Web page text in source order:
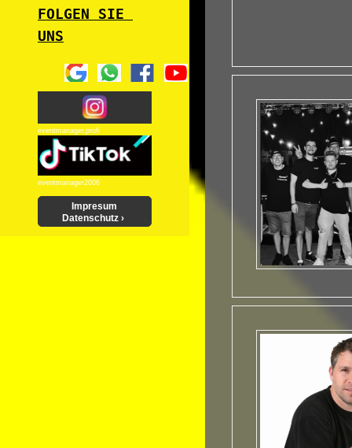
FOLGEN SIE
UNS
eventmanager.profi
eventmanager2006
Impresum
Datenschutz